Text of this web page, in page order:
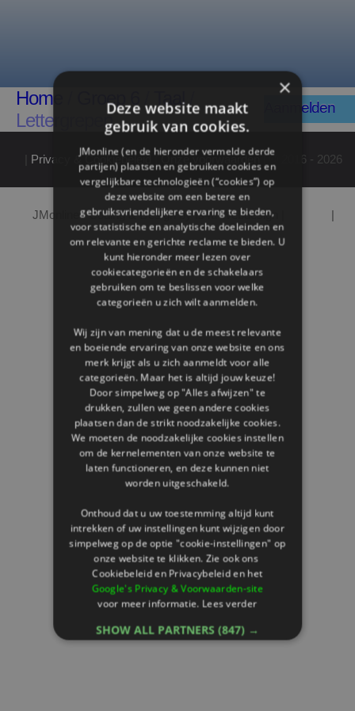
Home Groep 6 Taal/
Lettergrepen
Aanmelden
Privacy & Cookiebeleid |Onze voorwaarden| © 2016 - 2026
JMonline / Coding & Design by Is4u Webdesign | |
×
Deze website maakt
gebruik van cookies.
JMonline (en de hieronder vermelde derde
partijen) plaatsen en gebruiken cookies en
vergelijkbare technologieën (“cookies”) op
deze website om een ​​betere en
gebruiksvriendelijkere ervaring te bieden,
voor statistische en analytische doeleinden en
om relevante en gerichte reclame te bieden. U
kunt hieronder meer lezen over
cookiecategorieën en de schakelaars
gebruiken om te beslissen voor welke
categorieën u zich wilt aanmelden.
Wij zijn van mening dat u de meest relevante
en boeiende ervaring van onze website en ons
merk krijgt als u zich aanmeldt voor alle
categorieën. Maar het is altijd jouw keuze!
Door simpelweg op "Alles afwijzen" te
drukken, zullen we geen andere cookies
plaatsen dan de strikt noodzakelijke cookies.
We moeten de noodzakelijke cookies instellen
om de kernelementen van onze website te
laten functioneren, en deze kunnen niet
worden uitgeschakeld.
Onthoud dat u uw toestemming altijd kunt
intrekken of uw instellingen kunt wijzigen door
simpelweg op de optie "cookie-instellingen" op
onze website te klikken. Zie ook ons ​​
Cookiebeleid en Privacybeleid en het
Google's Privacy & Voorwaarden-site
voor meer informatie.Lees verder
SHOW ALL PARTNERS (847) →